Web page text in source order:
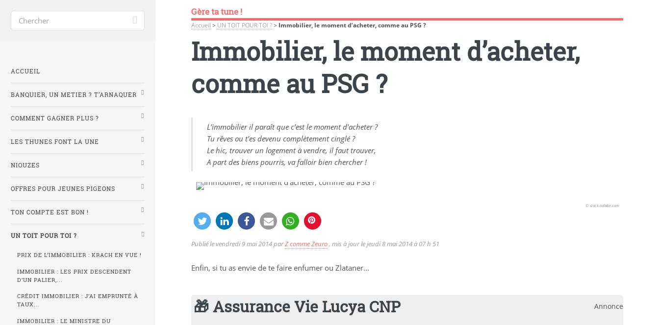
Gère ta tune !
Accueil > UN TOIT POUR TOI ?> Immobilier, le moment d’acheter, comme au PSG ?
Immobilier, le moment d’acheter,
comme au PSG ?
L’immobilier il paraît que c’est le moment d’acheter ?
Tu rêves ou t’es devenu complètement cinglé ?
Le hic, trouver un logement à vendre, il faut trouver,
A part des biens pourris, va falloir bien chercher !
© stock.adobe.com
Publié levendredi 9 mai 2014parZ comme Zeuro, mis à jour lejeudi 8 mai 2014 à 07 h 51
Enfin, si tu as envie de te faire enfumer ou Zlataner...
Annonce
🎁 Assurance Vie Lucya CNP
ACCUEIL
BANQUIER, UN METIER ? T’ARNAQUER
COMMENT GAGNER PLUS ?
LES THUNES FONT LA UNE
NIOUZES
OFFRES POUR JEUNES PIGEONS
TON COMPTE EST BON !
UN TOIT POUR TOI ?
PRIX DE L’IMMOBILIER : KRACH EN VUE !
IMMOBILIER : LES PRIX DESCENDENT
D’UN PALIER,...
CRÉDIT IMMOBILIER : J’AI EMPRUNTÉ À
TAUX...
IMMOBILIER : LE MINISTRE DU